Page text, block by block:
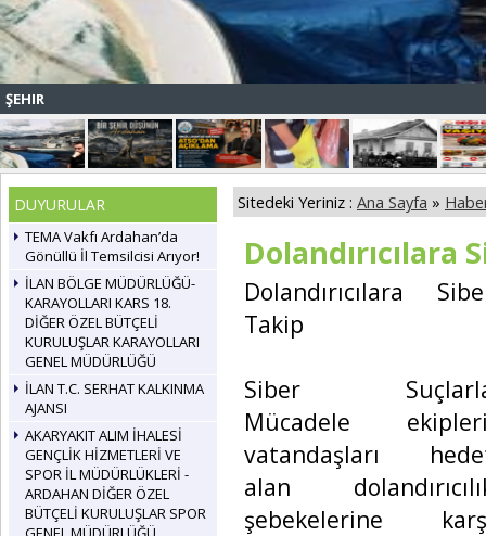
ŞEHIR
DUYURULAR
TEMA Vakfı Ardahan’da
Gönüllü İl Temsilcisi Arıyor!
İLAN BÖLGE MÜDÜRLÜĞÜ-
KARAYOLLARI KARS 18.
DİĞER ÖZEL BÜTÇELİ
KURULUŞLAR KARAYOLLARI
GENEL MÜDÜRLÜĞÜ
İLAN T.C. SERHAT KALKINMA
AJANSI
AKARYAKIT ALIM İHALESİ
GENÇLİK HİZMETLERİ VE
SPOR İL MÜDÜRLÜKLERİ -
ARDAHAN DİĞER ÖZEL
BÜTÇELİ KURULUŞLAR SPOR
Sitedeki Yeriniz : Ana Sayfa »
Dolandırıcılara
Dolandırıcılara
Takip
Siber
Mücadele
vatandaşları
alan
şebekelerine